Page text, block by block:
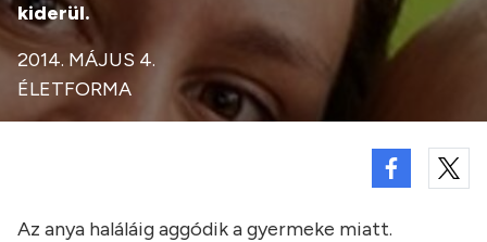
kiderül.
2014. MÁJUS 4.
ÉLETFORMA
Az anya haláláig aggódik a gyermeke miatt.